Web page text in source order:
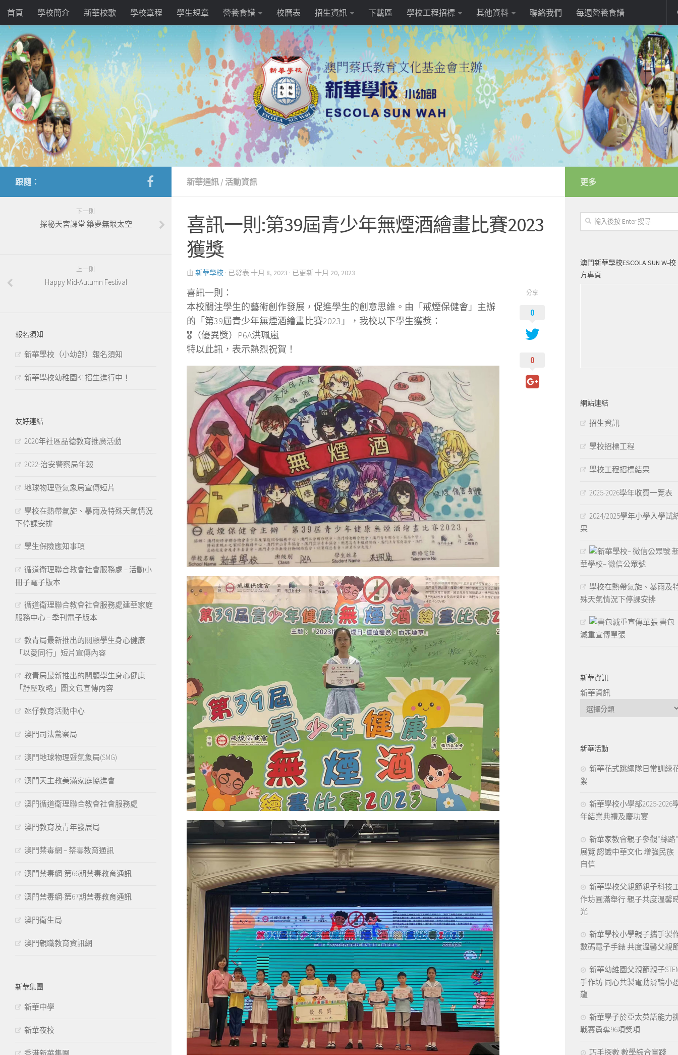
首頁 學校簡介 新華校歌 學校章程 學生規章 營養食譜 校曆表 招生資訊 下載區 學校工程招標 其他資料 聯絡我們 每週營養食譜
新華通訊 / 活動資訊
喜訊一則:第39屆青少年無煙酒繪畫比賽2023
獲獎
由 新華學校 · 已發表 十月 8, 2023 · 已更新 十月 20, 2023
喜訊一則：
本校關注學生的藝術創作發展，促進學生的創意思維。由「戒煙保健會」主辦
的「第39屆青少年無煙酒繪畫比賽2023」，我校以下學生獲獎：
🎖（優異獎）P6A洪珮嵐
特以此訊，表示熱烈祝賀！
分享
0
0
跟隨：
下一則
探秘天宮課堂 築夢無垠太空
上一則
Happy Mid-Autumn Festival
報名須知
新華學校（小幼部）報名須知
新華學校幼稚園K1招生進行中！
友好連結
2020年社區品德教育推廣活動
2022-治安警察局年報
地球物理暨氣象局宣傳短片
學校在熱帶氣旋、暴雨及特殊天氣情況
下停課安排
學生保險應知事項
循道衛理聯合教會社會服務處 – 活動小
冊子電子版本
循道衛理聯合教會社會服務處建華家庭
服務中心 – 季刊電子版本
教青局最新推出的關顧學生身心健康
「以愛同行」短片宣傳內容
教青局最新推出的關顧學生身心健康
「舒壓攻略」圖文包宣傳內容
氹仔教育活動中心
澳門司法驚察局
澳門地球物理暨氣象局(SMG)
澳門天主教美滿家庭協進會
澳門循道衛理聯合教會社會服務處
澳門教育及青年發展局
澳門禁毒網 – 禁毒教育通訊
澳門禁毒網-第66期禁毒教育通訊
澳門禁毒網-第67期禁毒教育通訊
澳門衛生局
澳門親職教育資訊網
新華集團
新華中學
新華夜校
更多
澳門新華學校ESCOLA SUN W-校
方專頁
網站連結
招生資訊
學校招標工程
學校工程招標結果
2025-2026學年收費一覽表
2024/2025學年小學入學試
果
華學校– 微信公眾號
學校在熱帶氣旋、暴雨及
殊天氣情況下停課安排
書包
減重宣傳單張
新華資訊
新華資訊
新華活動
新華花式跳繩隊日常訓練
絮
新華學校小學部2025-2026
年結業典禮及慶功宴
新華家教會親子參觀“絲路”
展覽 認識中華文化 增強民族
自信
新華學校父親節親子科技
作坊圓滿舉行 親子共度溫馨
光
新華學校小學親子攜手製
數碼電子手錶 共度溫馨父親
新華幼維園父親節親子
手作坊 同心共製電動滑輪小
龍
新華學子於亞太英語能力
戰賽勇奪96項獎項
巧手探數 數學綜合實踐